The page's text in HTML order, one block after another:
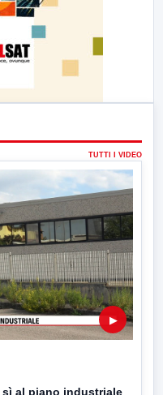
TUTTI I VIDEO
▶
al piano industriale